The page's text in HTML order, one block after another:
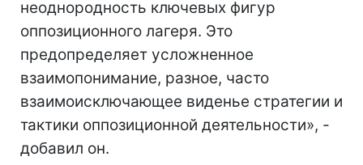
неоднородность ключевых фигур
оппозиционного лагеря. Это
предопределяет усложненное
взаимопонимание, разное, часто
взаимоисключающее виденье стратегии и
тактики оппозиционной деятельности», -
добавил он.